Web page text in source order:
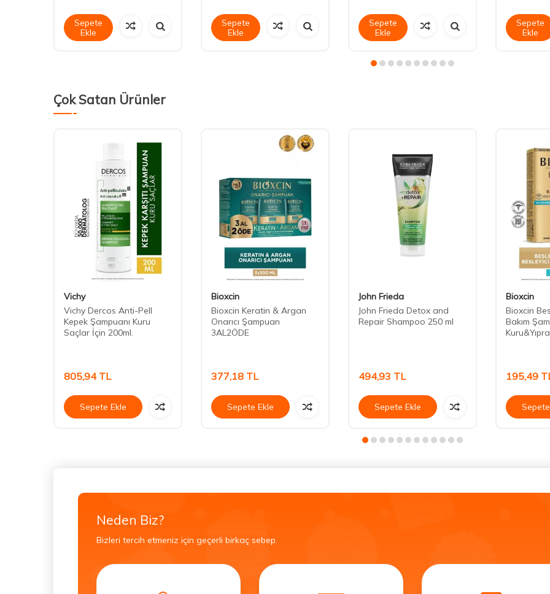
Sepete
Ekle
Sepete
Ekle
Sepete
Ekle
Sepete
Ekle
Çok Satan Ürünler
Vichy
Vichy Dercos Anti-Pell
Kepek Şampuanı Kuru
Saçlar İçin 200ml.
805,94TL
Sepete Ekle
Bioxcin
Bioxcin Keratin & Argan
Onarıcı Şampuan
3AL2ÖDE
377,18 TL
Sepete Ekle
John Frieda
John Frieda Detox and
Repair Shampoo 250 ml
494,93 TL
Sepete Ekle
Bioxcin
Bioxcin
Bakım
195,49
Neden Biz?
Bizleri tercih etmeniz için geçerli birkaç sebep.